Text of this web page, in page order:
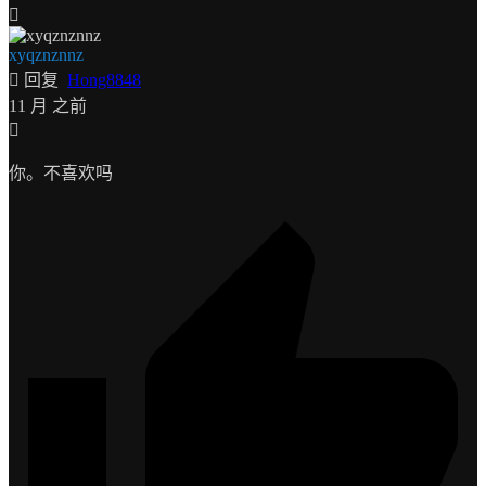
xyqznznnz
回复 Hong8848
11 月 之前
你。不喜欢吗